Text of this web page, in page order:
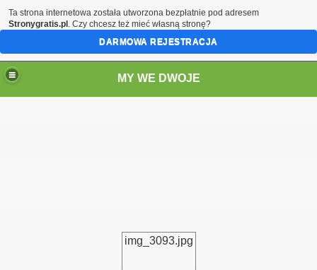
MY WE DWOJE
img_3093.jpg
Ta strona internetowa została utworzona bezpłatnie pod adresem
Stronygratis.pl . Czy chcesz też mieć własną stronę?
DARMOWA REJESTRACJA